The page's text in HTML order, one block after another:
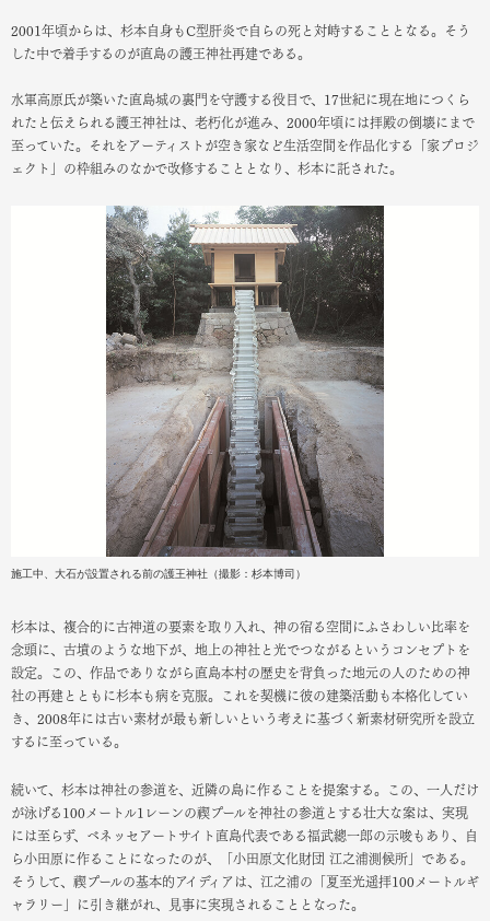
2001年頃からは、杉本自身もC型肝炎で自らの死と対峙することとなる。そう
した中で着手するのが直島の護王神社再建である。
水軍高原氏が築いた直島城の裏門を守護する役目で、17世紀に現在地につくら
れたと伝えられる護王神社は、老朽化が進み、2000年頃には拝殿の倒壊にまで
至っていた。それをアーティストが空き家など生活空間を作品化する「家プロジ
ェクト」の枠組みのなかで改修することとなり、杉本に託された。
施工中、大石が設置される前の護王神社（撮影：杉本博司）
杉本は、複合的に古神道の要素を取り入れ、神の宿る空間にふさわしい比率を
念頭に、古墳のような地下が、地上の神社と光でつながるというコンセプトを
設定。この、作品でありながら直島本村の歴史を背負った地元の人のための神
社の再建とともに杉本も病を克服。これを契機に彼の建築活動も本格化してい
き、2008年には古い素材が最も新しいという考えに基づく新素材研究所を設立
するに至っている。
続いて、杉本は神社の参道を、近隣の島に作ることを提案する。この、一人だけ
が泳げる100メートル1レーンの禊プールを神社の参道とする壮大な案は、実現
には至らず、ベネッセアートサイト直島代表である福武總一郎の示唆もあり、自
ら小田原に作ることになったのが、「小田原文化財団 江之浦測候所」である。
そうして、禊プールの基本的アイディアは、江之浦の「夏至光遥拝100メートルギ
ャラリー」に引き継がれ、見事に実現されることとなった。